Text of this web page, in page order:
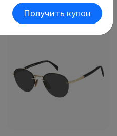
Все фильтры
Получить купон